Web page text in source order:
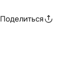
Поделиться